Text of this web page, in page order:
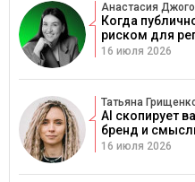
Анастасия
Когда
риском для
16 июля 2026
Татьяна
AI скопирует
бренд и
16 июля 2026